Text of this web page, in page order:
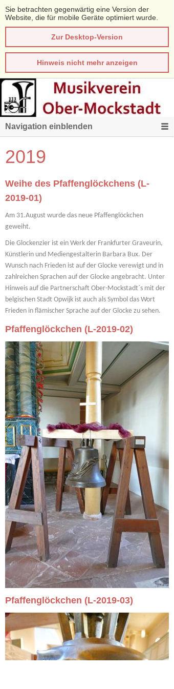
Sie betrachten gegenwärtig eine Version der
Website, die für mobile Geräte optimiert wurde.
Zur Desktop-Version
Hinweis nicht mehr anzeigen
Navigation einblenden
2019
Weihe des Pfaffenglöckchens (L-
2019-01)
Am 31.August wurde das neue Pfaffenglöckchen
geweiht.
Die Glockenzier ist ein Werk der Frankfurter Graveurin,
Künstlerin und Mediengestalterin Barbara Bux. Der
Wunsch nach Frieden ist auf der Glocke verewigt und in
zahlreichen Sprachen auf der Glocke angebracht. Unter
Hinweis auf die Partnerschaft Ober-Mockstadt`s mit der
belgischen Stadt Opwijk ist auch als Symbol das Wort
Frieden in flämischer Sprache auf der Glocke zu sehen.
Pfaffenglöckchen (L-2019-02)
Pfaffenglöckchen (L-2019-03)